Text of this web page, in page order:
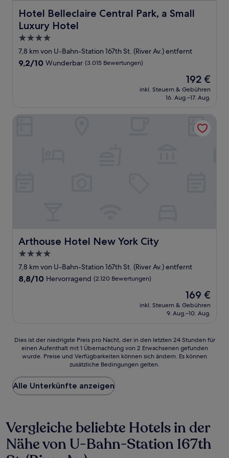
Hotel Belleclaire Central Park, a Small
Luxury Hotel
Hotel Belleclaire Central Park, a Small Luxury Hotel
4.0-
Sterne-
Unterkunft
7,8 km von U-Bahn-Station 167th St. (River Av.) entfernt
9.2
9,2/10 Wunderbar (3.015 Bewertungen)
Der
Preis
beträgt
192 €
inkl. Steuern & Gebühren
16. Aug.–17. Aug.
Arthouse Hotel New York City
Arthouse Hotel New York City
4.0-
Sterne-
Unterkunft
7,8 km von U-Bahn-Station 167th St. (River Av.) entfernt
8.8
8,8/10 Hervorragend (2.120 Bewertungen)
Der
Preis
beträgt
169 €
inkl. Steuern & Gebühren
9. Aug.–10. Aug.
Dies
der
Preis
pro
Nacht,
den
letzten
24 Stunden
für
Dies ist der niedrigste Preis pro Nacht, der in den letzten 24 Stunden für
einen Aufenthalt mit 1 Übernachtung von 2 Erwachsenen gefunden
wurde. Preise und Verfügbarkeiten können sich ändern. Es können
zusätzliche Bedingungen gelten.
Alle Unterkünfte anzeigen
Vergleiche beliebte Hotels in der
Nähe von U-Bahn-Station 167th